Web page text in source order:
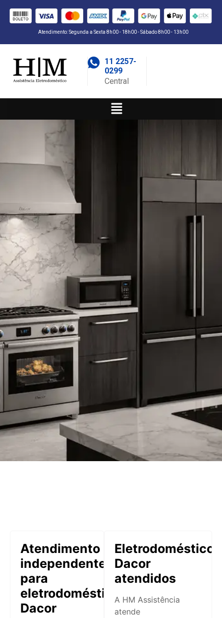
Atendimento: Segunda a Sexta 8h00 - 18h00 - Sábado 8h00 - 13h00
11 2257-
0299
Central
Atendimento
independente
para
eletrodomésticos
Dacor
Eletrodomésticos
Dacor
atendidos
A HM Assistência
atende